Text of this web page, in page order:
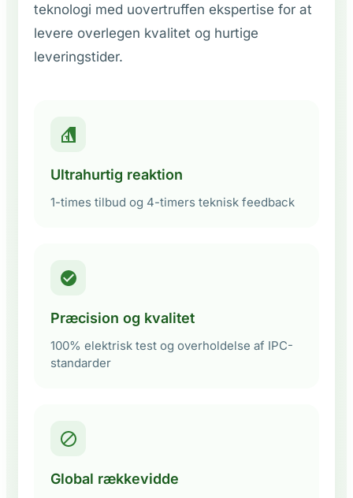
teknologi med uovertruffen ekspertise for at
levere overlegen kvalitet og hurtige
leveringstider.
Ultrahurtig reaktion
1-times tilbud og 4-timers teknisk feedback
Præcision og kvalitet
100% elektrisk test og overholdelse af IPC-
standarder
Global rækkevidde